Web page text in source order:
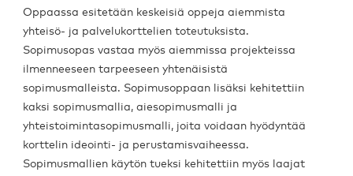
Oppaassa esitetään keskeisiä oppeja aiemmista
yhteisö- ja palvelukorttelien toteutuksista.
Sopimusopas vastaa myös aiemmissa projekteissa
ilmenneeseen tarpeeseen yhtenäisistä
sopimusmalleista. Sopimusoppaan lisäksi kehitettiin
kaksi sopimusmallia, aiesopimusmalli ja
yhteistoimintasopimusmalli, joita voidaan hyödyntää
korttelin ideointi- ja perustamisvaiheessa.
Sopimusmallien käytön tueksi kehitettiin myös laajat